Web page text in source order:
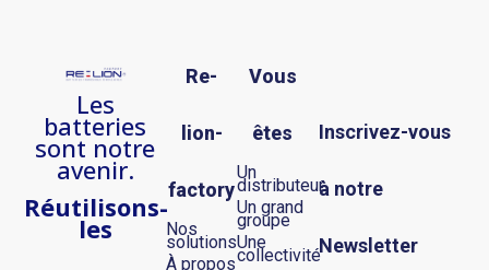
Les
batteries
sont notre
avenir.
Réutilisons-
les
Re-
lion-
factory
Nos
solutions
À propos
Vous
êtes
Un
distributeur
Un grand
groupe
Une
collectivité
Inscrivez-vous
à notre
Newsletter